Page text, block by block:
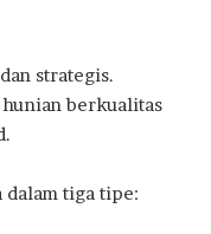
strategis.
berkualitas
tiga tipe: